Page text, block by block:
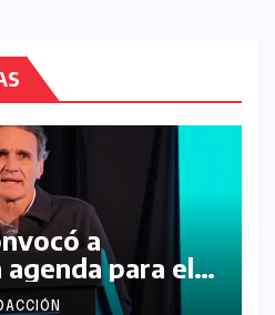
a
para el
Noroeste